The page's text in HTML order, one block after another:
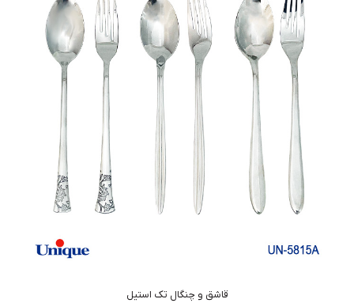
قاشق و چنگال تک استیل